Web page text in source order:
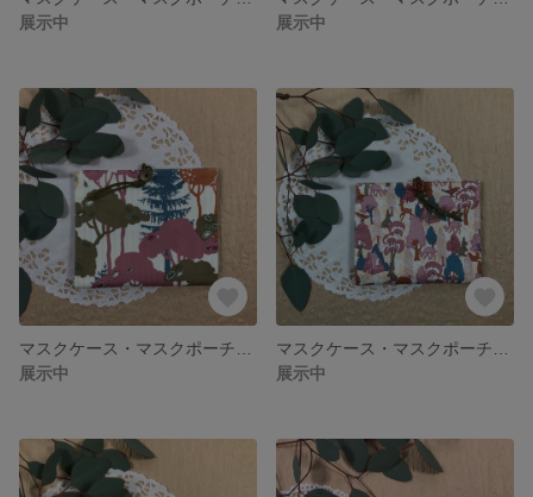
展示中
展示中
展示中
展示中